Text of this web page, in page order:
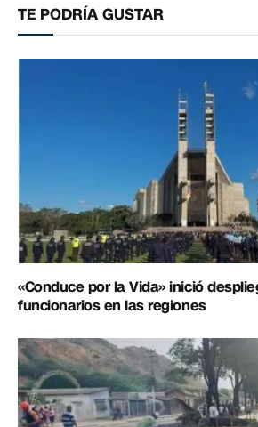
TE PODRÍA GUSTAR
«Conduce por la Vida» inició
funcionarios en las regiones